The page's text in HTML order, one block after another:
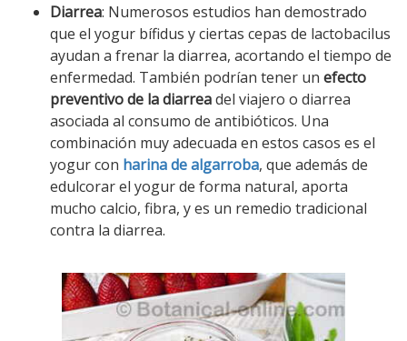
Diarrea: Numerosos estudios han demostrado
que el yogur bífidus y ciertas cepas de lactobacilus
ayudan a frenar la diarrea, acortando el tiempo de
enfermedad. También podrían tener un efecto
preventivo de la diarreadel viajero o diarrea
asociada al consumo de antibióticos. Una
combinación muy adecuada en estos casos es el
yogur con harina de algarroba, que además de
edulcorar el yogur de forma natural, aporta
mucho calcio, fibra, y es un remedio tradicional
contra la diarrea.